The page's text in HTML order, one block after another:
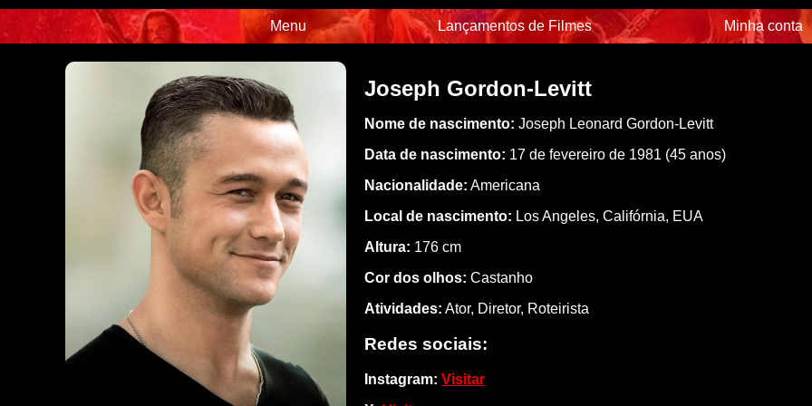
Menu Lançamentos de Filmes Minha conta
Joseph Gordon-Levitt
Nome de nascimento: Joseph Leonard Gordon-Levitt
Data de nascimento: 17 de fevereiro de 1981 (45 anos)
Nacionalidade: Americana
Local de nascimento: Los Angeles, Califórnia, EUA
Altura: 176 cm
Cor dos olhos: Castanho
Atividades: Ator, Diretor, Roteirista
Redes sociais:
Instagram: Visitar